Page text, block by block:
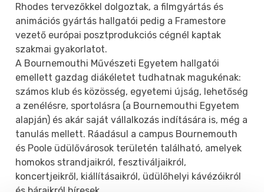
Rhodes tervezőkkel dolgoztak, a filmgyártás és
animációs gyártás hallgatói pedig a Framestore
vezető európai posztprodukciós cégnél kaptak
szakmai gyakorlatot.
A Bournemouthi Művészeti Egyetem hallgatói
emellett gazdag diákéletet tudhatnak magukénak:
számos klub és közösség, egyetemi újság, lehetőség
a zenélésre, sportolásra (a Bournemouthi Egyetem
alapján) és akár saját vállalkozás indítására is, még a
tanulás mellett. Ráadásul a campus Bournemouth
és Poole üdülővárosok területén található, amelyek
homokos strandjaikról, fesztiváljaikról,
koncertjeikről, kiállításaikról, üdülőhelyi kávézóikról